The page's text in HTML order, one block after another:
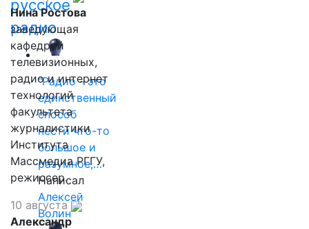
русское
радио
"Радио - это
единственный
способ
нести что-то
большое и
разумное,…
Написал
Алексей
Волин
Нина Ростова
заведующая
кафедрой
телевизионных,
радио и интернет
технологий
факультета
журналистики
Института
Массмедиа РГГУ,
режиссер.
10 августа
Александр